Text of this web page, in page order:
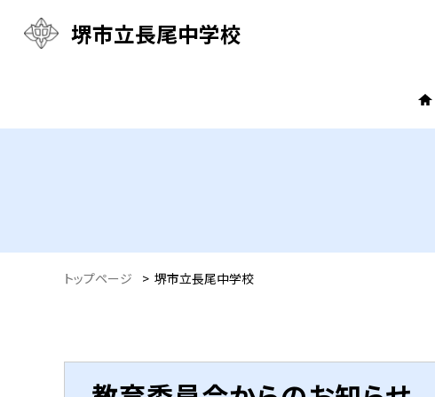
堺市立長尾中学校
トップページ > 堺市立長尾中学校